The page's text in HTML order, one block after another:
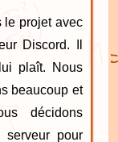
le projet avec
Discord. Il
plaît. Nous
beaucoup et
décidons
serveur pour